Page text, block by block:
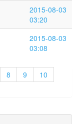
2015-08-03
03:20
2015-08-03
03:08
8 9
10